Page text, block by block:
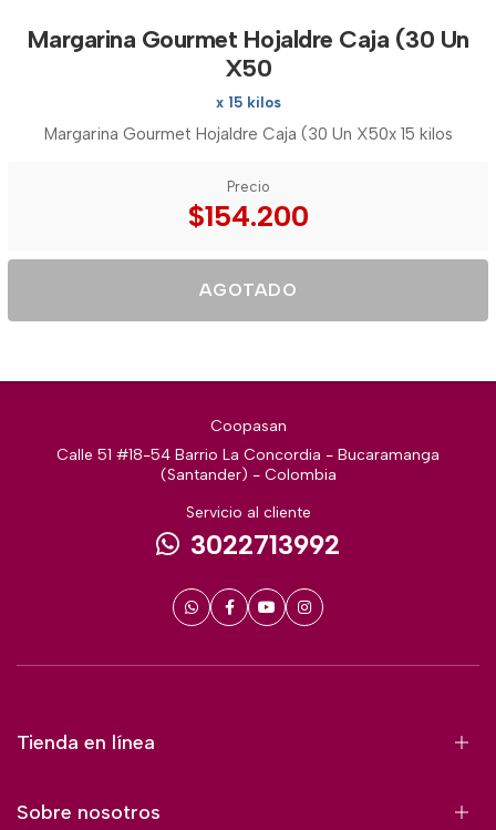
Margarina Gourmet Hojaldre Caja (30 Un
X50
x 15 kilos
Margarina Gourmet Hojaldre Caja (30 Un X50x 15 kilos
Precio
$154.200
AGOTADO
Coopasan
Calle 51 #18-54 Barrio La Concordia - Bucaramanga
(Santander) - Colombia
Servicio al cliente
3022713992
Tienda en línea
Sobre nosotros